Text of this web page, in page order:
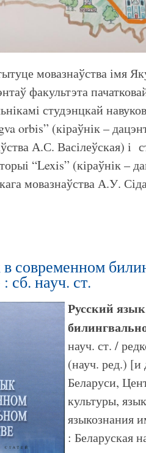
мовазнаўства імя
факультэта
студэнцкай
orbis” (кіраўнік –
А.С. Васілеўская) і
“Lexis” (кіраўнік –
мовазнаўства А.У.
современном
сб. науч. ст.
Русский
науч. ст. /
(науч. ред.) [и
Беларуси,
культуры,
языкознания
: Беларуская